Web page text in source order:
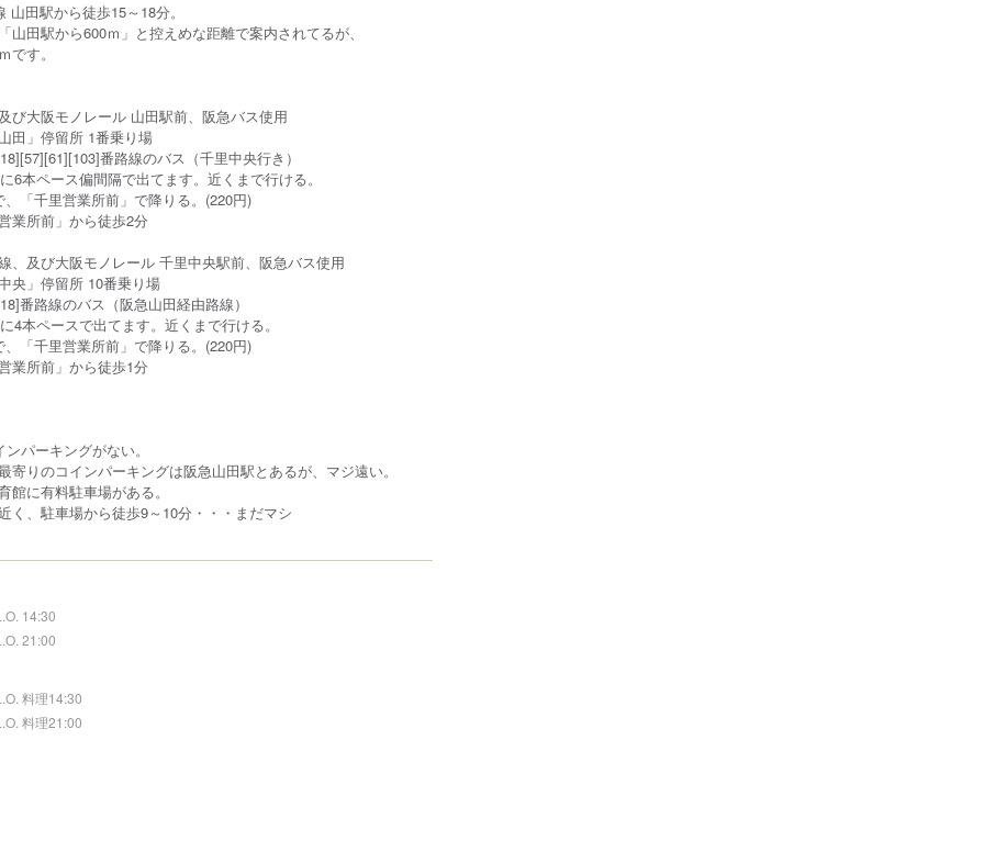
田駅から徒歩15～18分。
田駅から600ｍ」と控えめな距離で案内されてるが、
す。
大阪モノレール 山田駅前、阪急バス使用
」停留所 1番乗り場
番路線のバス（千里中央行き）
ス偏間隔で出てます。近くまで行ける。
千里営業所前」で降りる。(220円)
」から徒歩2分
及び大阪モノレール 千里中央駅前、阪急バス使用
」停留所 10番乗り場
のバス（阪急山田経由路線）
スで出てます。近くまで行ける。
千里営業所前」で降りる。(220円)
」から徒歩1分
パーキングがない。
りのコインパーキングは阪急山田駅とあるが、マジ遠い。
に有料駐車場がある。
、駐車場から徒歩9～10分・・・まだマシ
14:30
21:00
料理14:30
料理21:00